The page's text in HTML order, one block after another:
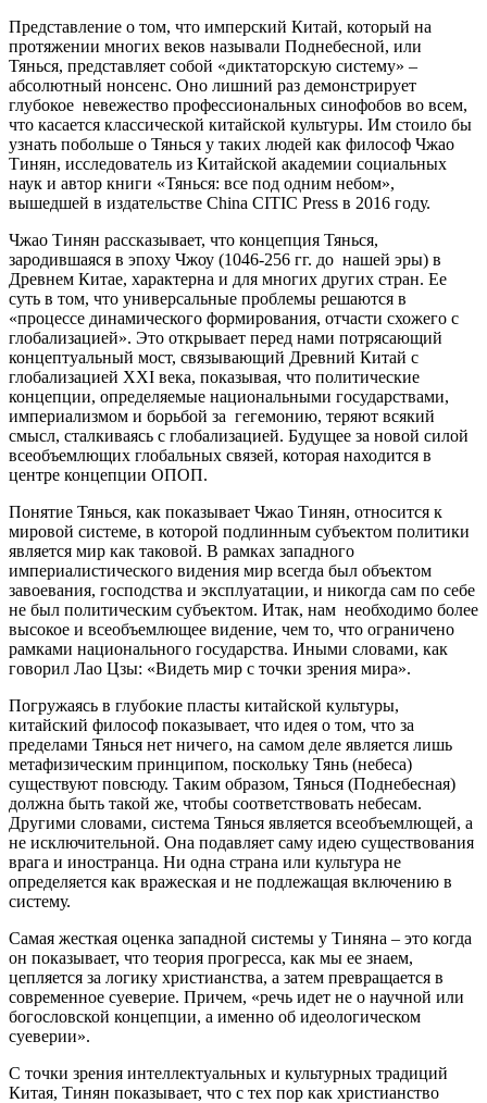
Представление о том, что имперский Китай, который на
протяжении многих веков называли Поднебесной, или
Тянься, представляет собой «диктаторскую систему» –
абсолютный нонсенс. Оно лишний раз демонстрирует
глубокое невежество профессиональных синофобов во всем,
что касается классической китайской культуры. Им стоило бы
узнать побольше о Тянься у таких людей как философ Чжао
Тинян, исследователь из Китайской академии социальных
наук и автор книги «Тянься: все под одним небом»,
вышедшей в издательстве China CITIC Press в 2016 году.
Чжао Тинян рассказывает, что концепция Тянься,
зародившаяся в эпоху Чжоу (1046-256 гг. до нашей эры) в
Древнем Китае, характерна и для многих других стран. Ее
суть в том, что универсальные проблемы решаются в
«процессе динамического формирования, отчасти схожего с
глобализацией». Это открывает перед нами потрясающий
концептуальный мост, связывающий Древний Китай с
глобализацией XXI века, показывая, что политические
концепции, определяемые национальными государствами,
империализмом и борьбой за гегемонию, теряют всякий
смысл, сталкиваясь с глобализацией. Будущее за новой силой
всеобъемлющих глобальных связей, которая находится в
центре концепции ОПОП.
Понятие Тянься, как показывает Чжао Тинян, относится к
мировой системе, в которой подлинным субъектом политики
является мир как таковой. В рамках западного
империалистического видения мир всегда был объектом
завоевания, господства и эксплуатации, и никогда сам по себе
не был политическим субъектом. Итак, нам необходимо более
высокое и всеобъемлющее видение, чем то, что ограничено
рамками национального государства. Иными словами, как
говорил Лао Цзы: «Видеть мир с точки зрения мира».
Погружаясь в глубокие пласты китайской культуры,
китайский философ показывает, что идея о том, что за
пределами Тянься нет ничего, на самом деле является лишь
метафизическим принципом, поскольку Тянь (небеса)
существуют повсюду. Таким образом, Тянься (Поднебесная)
должна быть такой же, чтобы соответствовать небесам.
Другими словами, система Тянься является всеобъемлющей, а
не исключительной. Она подавляет саму идею существования
врага и иностранца. Ни одна страна или культура не
определяется как вражеская и не подлежащая включению в
систему.
Самая жесткая оценка западной системы у Тиняна – это когда
он показывает, что теория прогресса, как мы ее знаем,
цепляется за логику христианства, а затем превращается в
современное суеверие. Причем, «речь идет не о научной или
богословской концепции, а именно об идеологическом
суеверии».
С точки зрения интеллектуальных и культурных традиций
Китая, Тинян показывает, что с тех пор как христианство